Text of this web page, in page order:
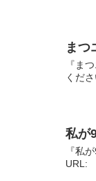
まつ
『ま
くだ
私が
『私
URL: